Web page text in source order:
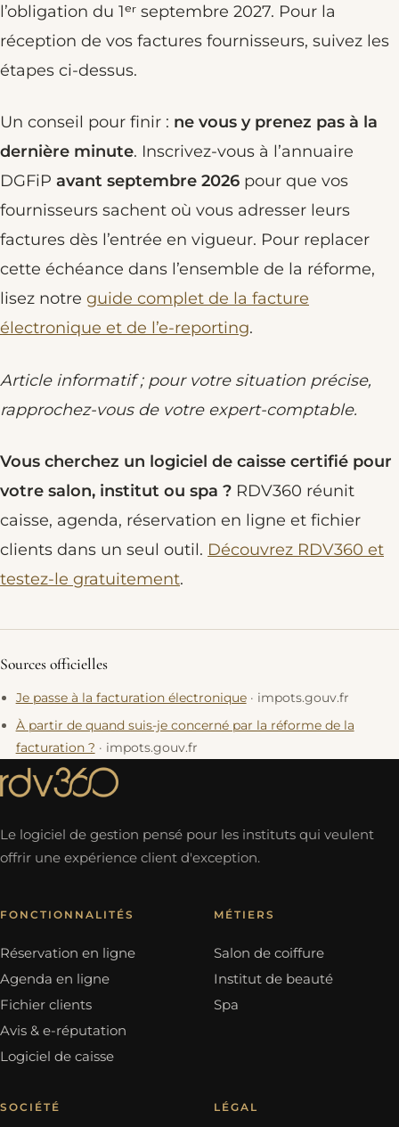
l’obligation du 1ᵉʳ septembre 2027. Pour la
réception de vos factures fournisseurs, suivez les
étapes ci-dessus.
Un conseil pour finir : ne vous y prenez pas à la
dernière minute. Inscrivez-vous à l’annuaire
DGFiP avant septembre 2026 pour que vos
fournisseurs sachent où vous adresser leurs
factures dès l’entrée en vigueur. Pour replacer
cette échéance dans l’ensemble de la réforme,
lisez notre guide complet de la facture
électronique et de l’e-reporting.
Article informatif ; pour votre situation précise,
rapprochez-vous de votre expert-comptable.
Vous cherchez un logiciel de caisse certifié pour
votre salon, institut ou spa ? RDV360 réunit
caisse, agenda, réservation en ligne et fichier
clients dans un seul outil. Découvrez RDV360 et
testez-le gratuitement.
Sources officielles
Je passe à la facturation électronique · impots.gouv.fr
À partir de quand suis-je concerné par la réforme de la
facturation ? · impots.gouv.fr
Le logiciel de gestion pensé pour les instituts qui veulent
offrir une expérience client d'exception.
FONCTIONNALITÉS
Réservation en ligne
Agenda en ligne
Fichier clients
Avis & e-réputation
Logiciel de caisse
MÉTIERS
Salon de coiffure
Institut de beauté
Spa
SOCIÉTÉ LÉGAL